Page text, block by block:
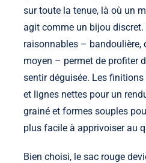
sur toute la tenue, là où un
agit comme un bijou
raisonnables – bandoulière,
moyen – permet de profiter
sentir déguisée. Les
et lignes nettes pour un
grainé et formes souples
plus facile à apprivoiser au
Bien choisi, le sac rouge